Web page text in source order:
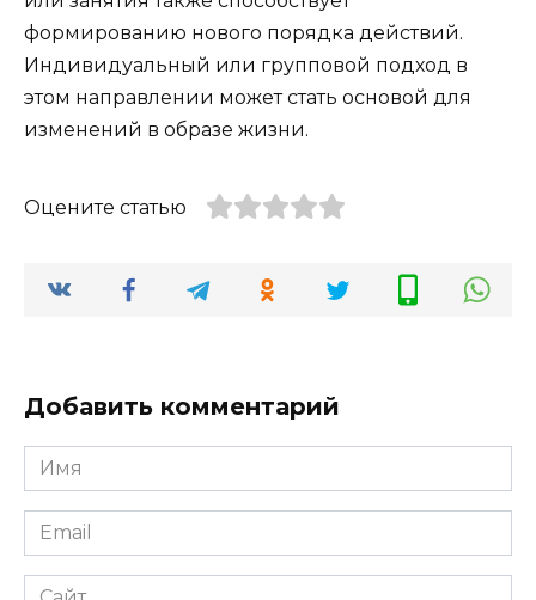
формированию нового порядка действий.
Индивидуальный или групповой подход в
этом направлении может стать основой для
изменений в образе жизни.
Оцените статью
Добавить комментарий
Имя
*
Email
*
Сайт